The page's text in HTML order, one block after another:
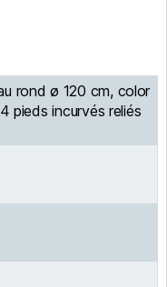
rond ø 120 cm, color
pieds incurvés reliés